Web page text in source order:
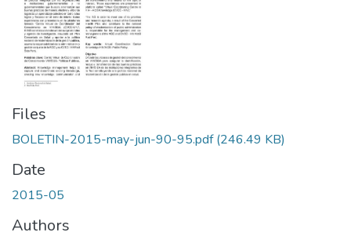
Files
BOLETIN-2015-may-jun-90-95.pdf(246.49 KB)
Date
2015-05
Authors